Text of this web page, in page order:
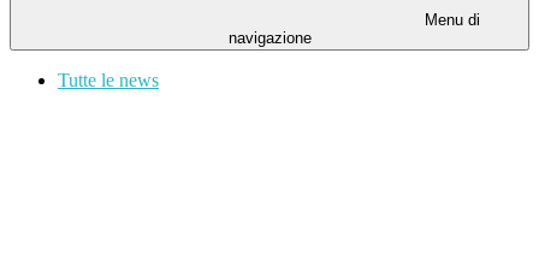
Menu di
navigazione
Tutte le news